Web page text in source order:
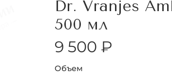
Dr. Vranjes
500 мл
9 500 ₽
Объем